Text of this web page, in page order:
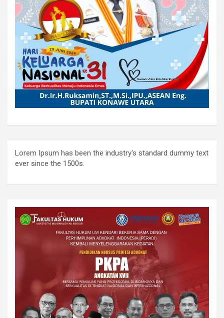
Lorem Ipsum has been the industry's standard dummy text
ever since the 1500s.